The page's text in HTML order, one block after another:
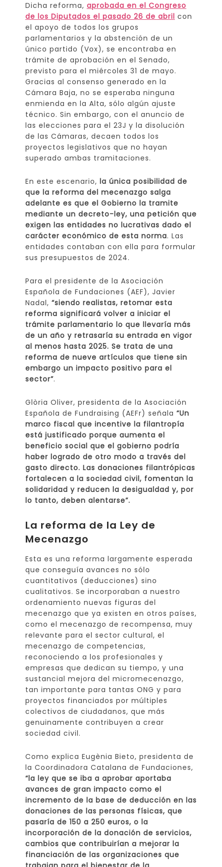
Dicha reforma, aprobada en el Congreso
de los Diputados el pasado 26 de abril con
el apoyo de todos los grupos
parlamentarios y la abstención de un
único partido (Vox), se encontraba en
trámite de aprobación en el Senado,
previsto para el miércoles 31 de mayo.
Gracias al consenso generado en la
Cámara Baja, no se esperaba ninguna
enmienda en la Alta, sólo algún ajuste
técnico. Sin embargo, con el anuncio de
las elecciones para el 23J y la disolución
de las Cámaras, decaen todos los
proyectos legislativos que no hayan
superado ambas tramitaciones.
En este escenario, la única posibilidad de
que la reforma del mecenazgo salga
adelante es que el Gobierno la tramite
mediante un decreto-ley, una petición que
exigen las entidades no lucrativas dado el
carácter económico de esta norma. Las
entidades contaban con ella para formular
sus presupuestos de 2024.
Para el presidente de la Asociación
Española de Fundaciones (AEF), Javier
Nadal, “siendo realistas, retomar esta
reforma significará volver a iniciar el
trámite parlamentario lo que llevaría más
de un año y retrasaría su entrada en vigor
al menos hasta 2025. Se trata de una
reforma de nueve artículos que tiene sin
embargo un impacto positivo para el
sector”.
Glòria Oliver, presidenta de la Asociación
Española de Fundraising (AEFr) señala “Un
marco fiscal que incentive la filantropía
está justificado porque aumenta el
beneficio social que el gobierno podría
haber logrado de otro modo a través del
gasto directo. Las donaciones filantrópicas
fortalecen a la sociedad civil, fomentan la
solidaridad y reducen la desigualdad y, por
lo tanto, deben alentarse”.
La reforma de la Ley de
Mecenazgo
Esta es una reforma largamente esperada
que conseguía avances no sólo
cuantitativos (deducciones) sino
cualitativos. Se incorporaban a nuestro
ordenamiento nuevas figuras del
mecenazgo que ya existen en otros países,
como el mecenazgo de recompensa, muy
relevante para el sector cultural, el
mecenazgo de competencias,
reconociendo a los profesionales y
empresas que dedican su tiempo, y una
sustancial mejora del micromecenazgo,
tan importante para tantas ONG y para
proyectos financiados por múltiples
colectivos de ciudadanos, que más
genuinamente contribuyen a crear
sociedad civil.
Como explica Eugènia Bieto, presidenta de
la Coordinadora Catalana de Fundaciones,
“la ley que se iba a aprobar aportaba
avances de gran impacto como el
incremento de la base de deducción en las
donaciones de las personas físicas, que
pasaría de 150 a 250 euros, o la
incorporación de la donación de servicios,
cambios que contribuirían a mejorar la
financiación de las organizaciones que